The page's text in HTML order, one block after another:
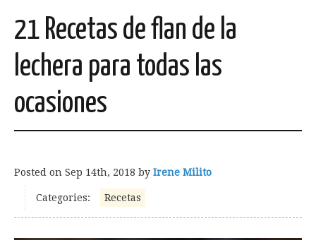
21 Recetas de flan de la
lechera para todas las
ocasiones
Posted on Sep 14th, 2018 by Irene Milito
Categories: Recetas